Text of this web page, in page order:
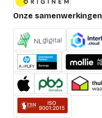
Onze samenwerkingen